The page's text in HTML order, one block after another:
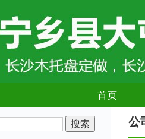
首页
公